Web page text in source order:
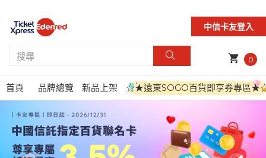
中信卡友登入
shopping_cart 0
首頁 品牌總覽 新品上架 ☆★遠東SOGO百貨即享券專區